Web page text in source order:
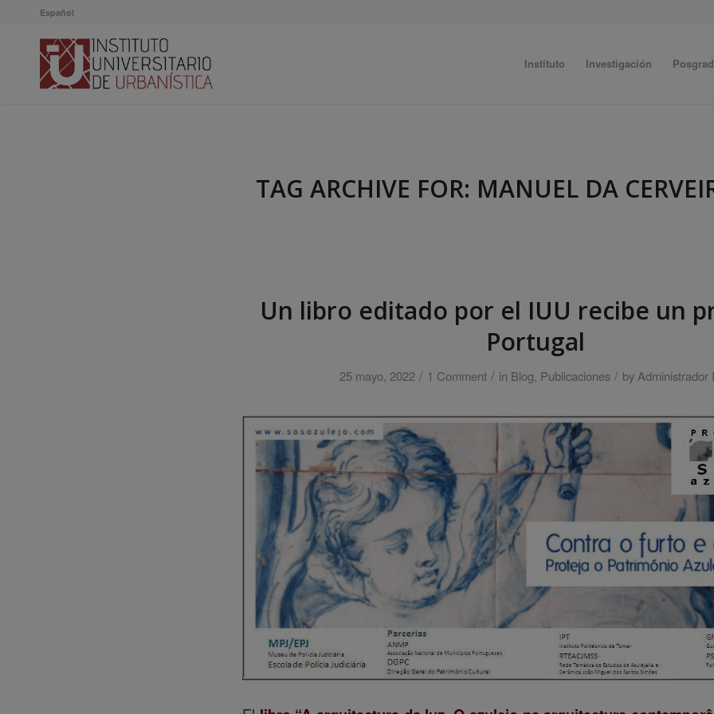
Español
Instituto Investigación
TAG ARCHIVE FOR: MANUEL DA
Un libro editado por el IUU recibe un
Portugal
25 mayo, 2022 / 1 Comment / in Blog, Publicaciones / by Administrador